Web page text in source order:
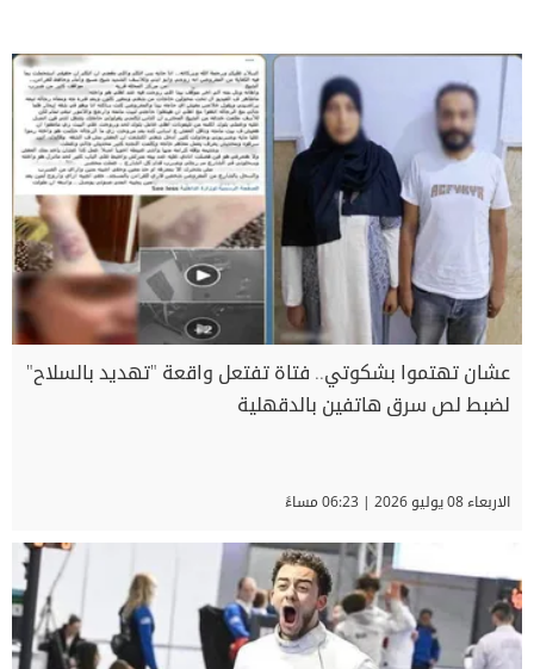
عشان تهتموا بشكوتي.. فتاة تفتعل واقعة "تهديد بالسلاح"
لضبط لص سرق هاتفين بالدقهلية
الاربعاء 08 يوليو 2026 | 06:23 مساءً